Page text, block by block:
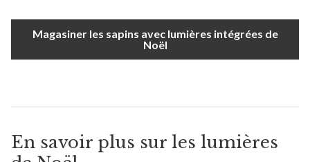
Magasiner les sapins avec lumières intégrées de
Noël
En savoir plus sur les lumières